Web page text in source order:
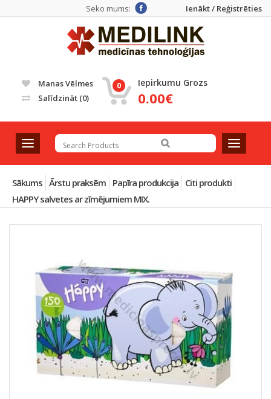
Ienākt / Reģistrēties
Seko mums:
Manas Vēlmes
Salīdzināt (0)
0 Iepirkumu Grozs
0.00€
T
o
g
g
e
T
o
g
l
e
Sākums Ārstu praksēm Papīra produkcija Citi produkti
HAPPY salvetes ar zīmējumiem MIX.